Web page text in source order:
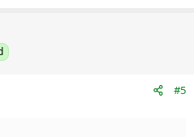
#5